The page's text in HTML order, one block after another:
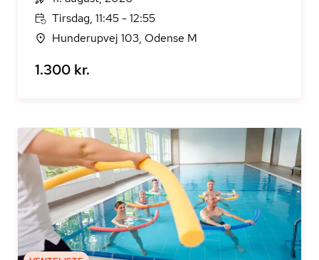
Tirsdag, 11:45 - 12:55
Hunderupvej 103, Odense M
1.300 kr.